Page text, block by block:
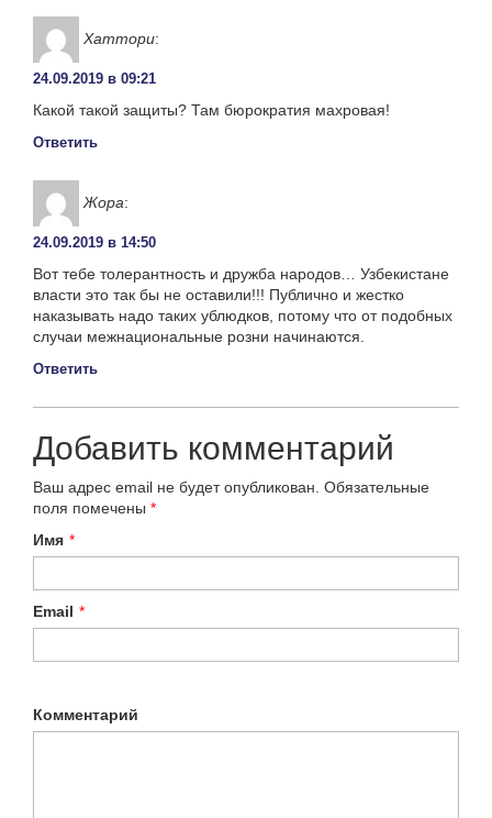
Хаттори:
24.09.2019 в 09:21
Какой такой защиты? Там бюрократия махровая!
Ответить
Жора:
24.09.2019 в 14:50
Вот тебе толерантность и дружба народов… Узбекистане
власти это так бы не оставили!!! Публично и жестко
наказывать надо таких ублюдков, потому что от подобных
случаи межнациональные розни начинаются.
Ответить
Добавить комментарий
Ваш адрес email не будет опубликован. Обязательные
поля помечены *
Имя *
Email *
Комментарий